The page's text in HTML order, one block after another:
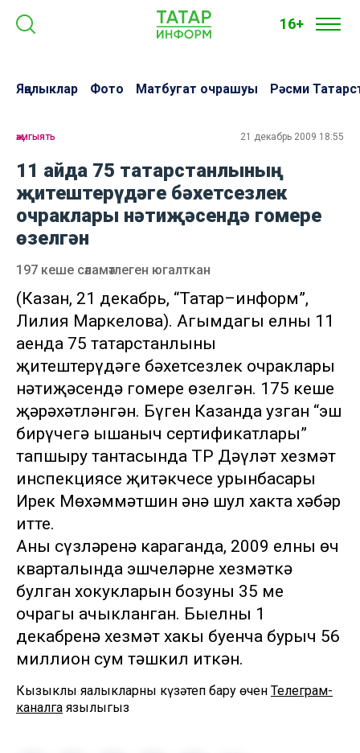
16+
Яңалыклар Фото Матбугат очрашуы Рәсми
җәмгыять 21 декабрь 2009 18:55
11 айда 75 татарстанлының
җитештерүдәге бәхетсезлек
очраклары нәтиҗәсендә гомере
өзелгән
197 кеше сәламәтлеген югалткан
(Казан, 21 декабрь, “Татар–информ”,
Лилия Маркелова). Агымдагы елның 11
аенда 75 татарстанлының
җитештерүдәге бәхетсезлек очраклары
нәтиҗәсендә гомере өзелгән. 175 кеше
җәрәхәтләнгән. Бүген Казанда узган “эш
бирүчегә ышаныч сертификатлары”
тапшыру тантасында ТР Дәүләт хезмәт
инспекциясе җитәкчесе урынбасары
Ирек Мөхәммәтшин әнә шул хакта хәбәр
итте.
Аның сүзләренә караганда, 2009 елның өч
кварталында эшчеләрнең хезмәткә
булган хокукларын бозуның 35 мең
очрагы ачыкланган. Быелның 1
декабренә хезмәт хакы буенча бурыч 56
миллион сум тәшкил иткән.
Кызыклы яңалыкларны күзәтеп бару өчен Телеграм-
каналга язылыгыз